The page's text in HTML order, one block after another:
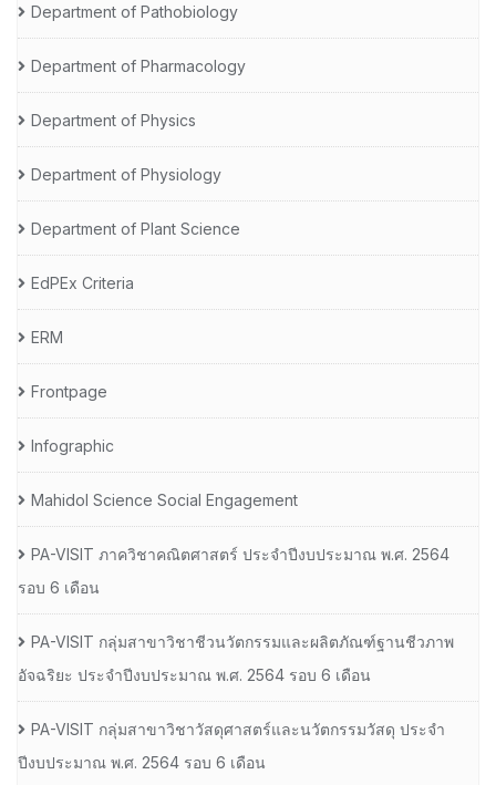
Department of Pathobiology
Department of Pharmacology
Department of Physics
Department of Physiology
Department of Plant Science
EdPEx Criteria
ERM
Frontpage
Infographic
Mahidol Science Social Engagement
PA-VISIT ภาควิชาคณิตศาสตร์ ประจำปีงบประมาณ พ.ศ. 2564
รอบ 6 เดือน
PA-VISIT กลุ่มสาขาวิชาชีวนวัตกรรมและผลิตภัณฑ์ฐานชีวภาพ
อัจฉริยะ ประจำปีงบประมาณ พ.ศ. 2564 รอบ 6 เดือน
PA-VISIT กลุ่มสาขาวิชาวัสดุศาสตร์และนวัตกรรมวัสดุ ประจำ
ปีงบประมาณ พ.ศ. 2564 รอบ 6 เดือน